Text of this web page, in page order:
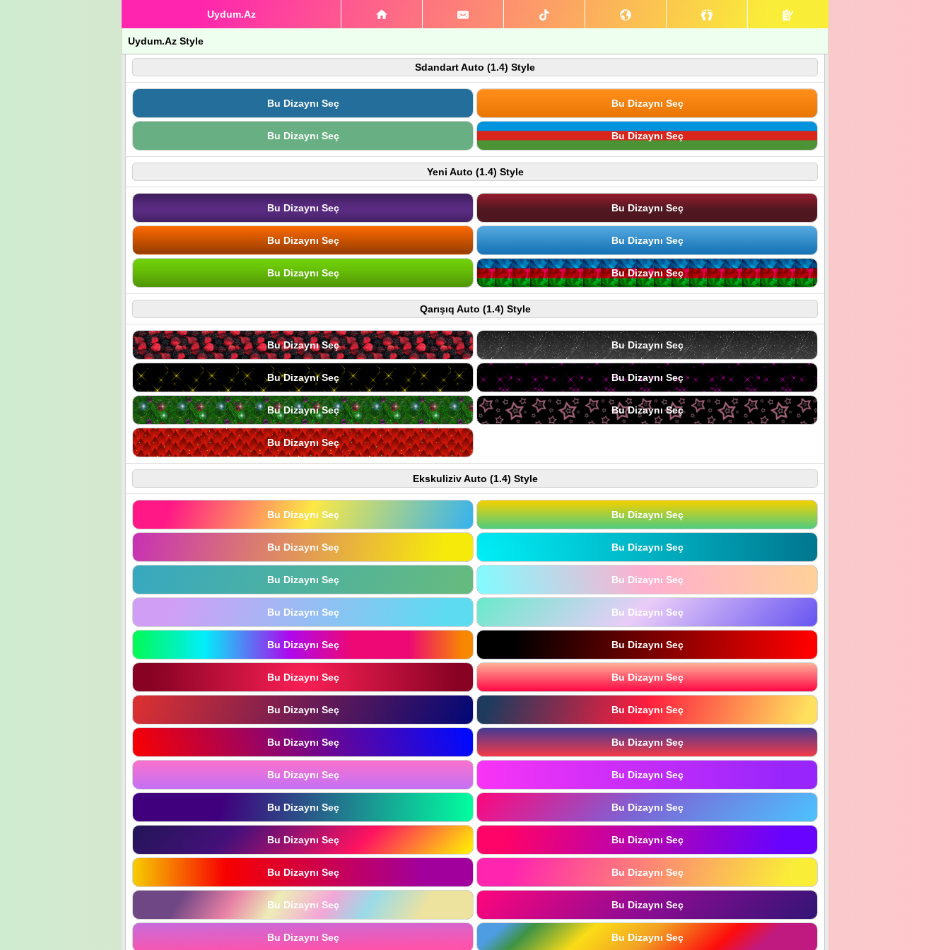
Uydum.Az
Uydum.Az Style
Sdandart Auto (1.4) Style
Bu Dizaynı Seç Bu Dizaynı Seç
Bu Dizaynı Seç Bu Dizaynı Seç
Yeni Auto (1.4) Style
Bu Dizaynı Seç Bu Dizaynı Seç
Bu Dizaynı Seç Bu Dizaynı Seç
Bu Dizaynı Seç Bu Dizaynı Seç
Qarışıq Auto (1.4) Style
Bu Dizaynı Seç Bu Dizaynı Seç
Bu Dizaynı Seç Bu Dizaynı Seç
Bu Dizaynı Seç Bu Dizaynı Seç
Bu Dizaynı Seç
Ekskuliziv Auto (1.4) Style
Bu Dizaynı Seç Bu Dizaynı Seç
Bu Dizaynı Seç Bu Dizaynı Seç
Bu Dizaynı Seç Bu Dizaynı Seç
Bu Dizaynı Seç Bu Dizaynı Seç
Bu Dizaynı Seç Bu Dizaynı Seç
Bu Dizaynı Seç Bu Dizaynı Seç
Bu Dizaynı Seç Bu Dizaynı Seç
Bu Dizaynı Seç Bu Dizaynı Seç
Bu Dizaynı Seç Bu Dizaynı Seç
Bu Dizaynı Seç Bu Dizaynı Seç
Bu Dizaynı Seç Bu Dizaynı Seç
Bu Dizaynı Seç Bu Dizaynı Seç
Bu Dizaynı Seç Bu Dizaynı Seç
Bu Dizaynı Seç Bu Dizaynı Seç